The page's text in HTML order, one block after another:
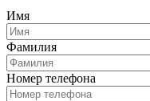
Имя
Фамилия
Номер телефона